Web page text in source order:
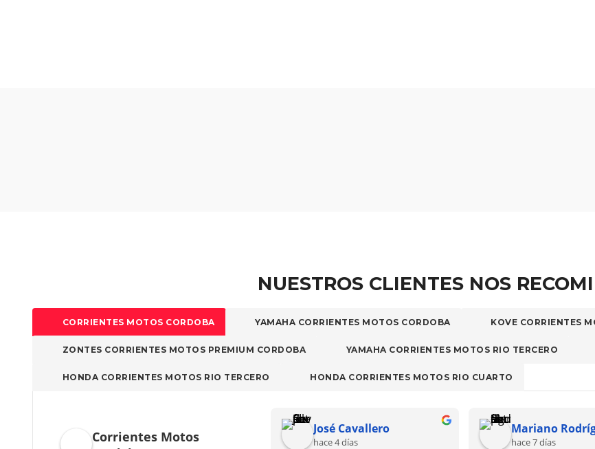
NUESTROS CLIENTES NOS
CORRIENTES MOTOS CORDOBA YAMAHA CORRIENTES MOTOS CORDOBA KOVE CORRIENTES
ZONTES CORRIENTES MOTOS PREMIUM CORDOBA YAMAHA CORRIENTES MOTOS RIO TERCERO
HONDA CORRIENTES MOTOS RIO TERCERO HONDA CORRIENTES MOTOS RIO CUARTO
Corrientes Motoshace 7 días
Gustavo Fernández